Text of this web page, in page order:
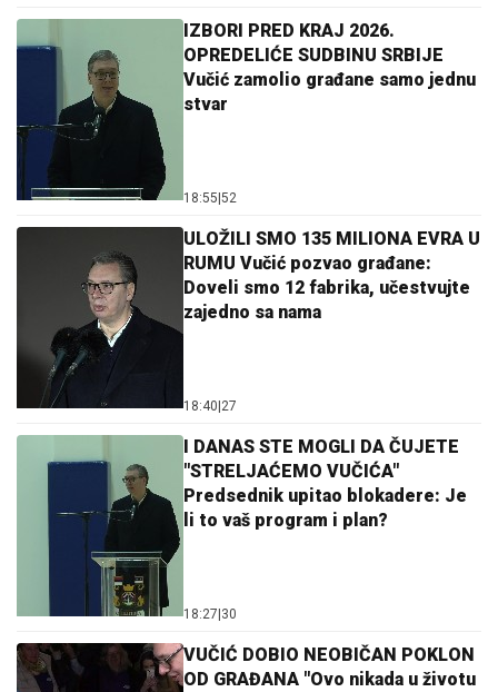
IZBORI PRED KRAJ 2026.
OPREDELIĆE SUDBINU SRBIJE
Vučić zamolio građane samo jednu
stvar
18:55 52
ULOŽILI SMO 135 MILIONA EVRA U
RUMU Vučić pozvao građane:
Doveli smo 12 fabrika, učestvujte
zajedno sa nama
18:40 27
I DANAS STE MOGLI DA ČUJETE
"STRELJAĆEMO VUČIĆA"
Predsednik upitao blokadere: Je
li to vaš program i plan?
18:27 30
VUČIĆ DOBIO NEOBIČAN POKLON
OD GRAĐANA "Ovo nikada u životu